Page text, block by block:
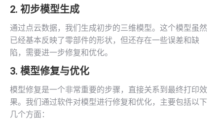
2. 初步模型生成
通过点云数据，我们生成初步的三维模型。这个模型虽然
已经基本反映了零部件的形状，但还存在一些误差和缺
陷，需要进一步修复和优化。
3. 模型修复与优化
模型修复是一个非常重要的步骤，直接关系到最终打印效
果。我们通过软件对模型进行修复和优化，主要包括以下
几个方面：